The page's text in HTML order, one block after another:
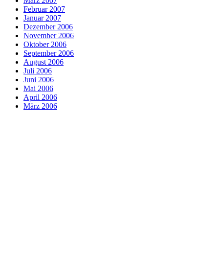
Februar 2007
Januar 2007
Dezember 2006
November 2006
Oktober 2006
September 2006
August 2006
Juli 2006
Juni 2006
Mai 2006
April 2006
März 2006